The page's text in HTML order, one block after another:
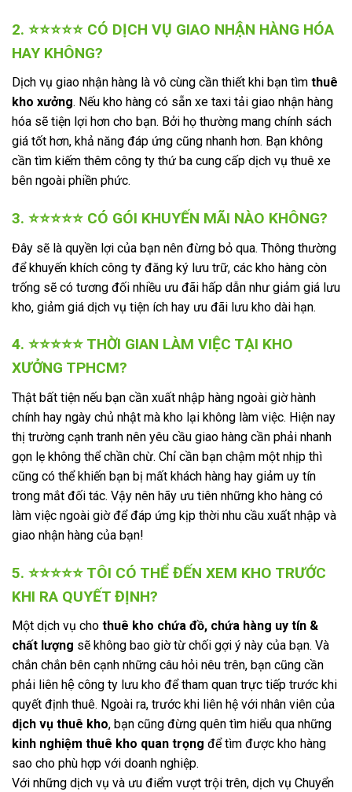
2. ⭐⭐⭐⭐⭐ CÓ DỊCH VỤ GIAO NHẬN HÀNG HÓA
HAY KHÔNG?
Dịch vụ giao nhận hàng là vô cùng cần thiết khi bạn tìm thuê
kho xưởng. Nếu kho hàng có sẵn xe taxi tải giao nhận hàng
hóa sẽ tiện lợi hơn cho bạn. Bởi họ thường mang chính sách
giá tốt hơn, khả năng đáp ứng cũng nhanh hơn. Bạn không
cần tìm kiếm thêm công ty thứ ba cung cấp dịch vụ thuê xe
bên ngoài phiền phức.
3. ⭐⭐⭐⭐⭐ CÓ GÓI KHUYẾN MÃI NÀO KHÔNG?
Đây sẽ là quyền lợi của bạn nên đừng bỏ qua. Thông thường
để khuyến khích công ty đăng ký lưu trữ, các kho hàng còn
trống sẽ có tương đối nhiều ưu đãi hấp dẫn như giảm giá lưu
kho, giảm giá dịch vụ tiện ích hay ưu đãi lưu kho dài hạn.
4. ⭐⭐⭐⭐⭐ THỜI GIAN LÀM VIỆC TẠI KHO
XƯỞNG TPHCM?
Thật bất tiện nếu bạn cần xuất nhập hàng ngoài giờ hành
chính hay ngày chủ nhật mà kho lại không làm việc. Hiện nay
thị trường cạnh tranh nên yêu cầu giao hàng cần phải nhanh
gọn lẹ không thể chần chừ. Chỉ cần bạn chậm một nhịp thì
cũng có thể khiến bạn bị mất khách hàng hay giảm uy tín
trong mắt đối tác. Vậy nên hãy ưu tiên những kho hàng có
làm việc ngoài giờ để đáp ứng kịp thời nhu cầu xuất nhập và
giao nhận hàng của bạn!
5. ⭐⭐⭐⭐⭐ TÔI CÓ THỂ ĐẾN XEM KHO TRƯỚC
KHI RA QUYẾT ĐỊNH?
Một dịch vụ cho thuê kho chứa đồ, chứa hàng uy tín &
chất lượng sẽ không bao giờ từ chối gợi ý này của bạn. Và
chắn chắn bên cạnh những câu hỏi nêu trên, bạn cũng cần
phải liên hệ công ty lưu kho để tham quan trực tiếp trước khi
quyết định thuê. Ngoài ra, trước khi liên hệ với nhân viên của
dịch vụ thuê kho, bạn cũng đừng quên tìm hiểu qua những
kinh nghiệm thuê kho quan trọng để tìm được kho hàng
sao cho phù hợp với doanh nghiệp.
Với những dịch vụ và ưu điểm vượt trội trên, dịch vụ Chuyển